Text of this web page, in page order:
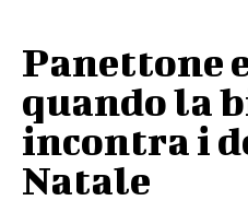
Panettone
quando la
incontra i
Natale